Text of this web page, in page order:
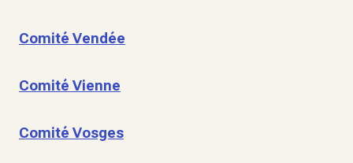
Comité Vendée
Comité Vienne
Comité Vosges